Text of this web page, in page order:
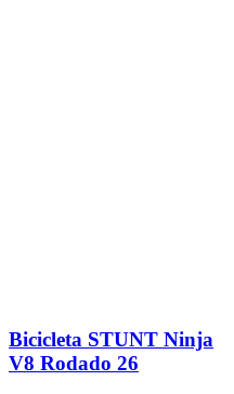
Bicicleta STUNT Ninja
V8 Rodado 26